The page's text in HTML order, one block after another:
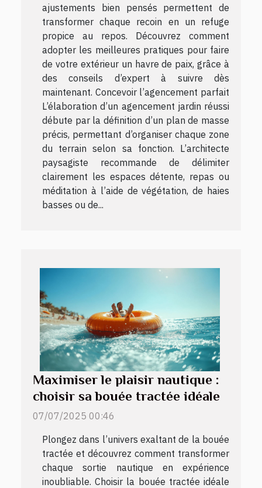
ajustements bien pensés permettent de
transformer chaque recoin en un refuge
propice au repos. Découvrez comment
adopter les meilleures pratiques pour faire
de votre extérieur un havre de paix, grâce à
des conseils d’expert à suivre dès
maintenant. Concevoir l’agencement parfait
L’élaboration d’un agencement jardin réussi
débute par la définition d’un plan de masse
précis, permettant d’organiser chaque zone
du terrain selon sa fonction. L’architecte
paysagiste recommande de délimiter
clairement les espaces détente, repas ou
méditation à l’aide de végétation, de haies
basses ou de...
Maximiser le plaisir nautique :
choisir sa bouée tractée idéale
07/07/2025 00:46
Plongez dans l’univers exaltant de la bouée
tractée et découvrez comment transformer
chaque sortie nautique en expérience
inoubliable. Choisir la bouée tractée idéale